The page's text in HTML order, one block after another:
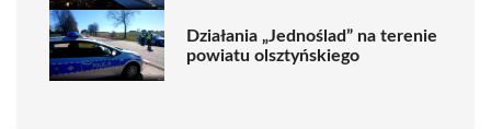
Działania „Jednoślad” na terenie
powiatu olsztyńskiego